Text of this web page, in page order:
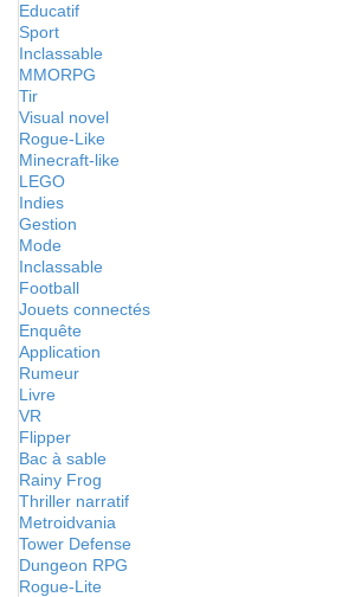
Educatif
Sport
Inclassable
MMORPG
Tir
Visual novel
Rogue-Like
Minecraft-like
LEGO
Indies
Gestion
Mode
Inclassable
Football
Jouets connectés
Enquête
Application
Rumeur
Livre
VR
Flipper
Bac à sable
Rainy Frog
Thriller narratif
Metroidvania
Tower Defense
Dungeon RPG
Rogue-Lite